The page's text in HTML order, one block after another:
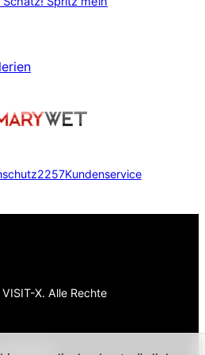
2257Kundenservice
X. Alle Rechte